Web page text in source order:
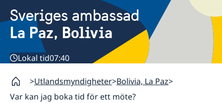
Sveriges ambassad
La Paz, Bolivia
Lokal tid07:40
Utlandsmyndigheter Bolivia, La Paz
Var kan jag boka tid för ett möte?